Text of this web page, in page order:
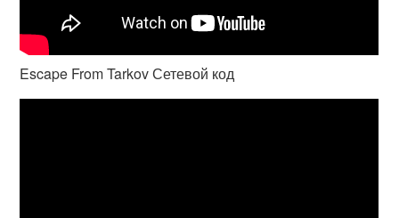
Escape From Tarkov Сетевой код